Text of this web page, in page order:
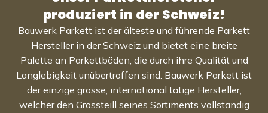
produziert in der Schweiz!
Bauwerk Parkett ist der älteste und führende Parkett
Hersteller in der Schweiz und bietet eine breite
Palette an Parkettböden, die durch ihre Qualität und
Langlebigkeit unübertroffen sind. Bauwerk Parkett ist
der einzige grosse, international tätige Hersteller,
welcher den Grossteill seines Sortiments vollständig